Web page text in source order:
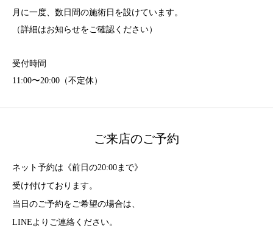
月に一度、数日間の施術日を設けています。
（詳細はお知らせをご確認ください）
受付時間
11:00〜20:00（不定休）
ご来店のご予約
ネット予約は《前日の20:00まで》
受け付けております。
当日のご予約をご希望の場合は、
LINEよりご連絡ください。